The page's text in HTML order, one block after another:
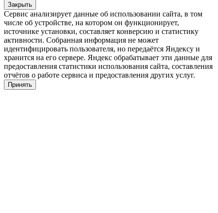
Закрыть
Сервис анализирует данные об использовании сайта, в том
числе об устройстве, на котором он функционирует,
источнике установки, составляет конверсию и статистику
активности. Собранная информация не может
идентифицировать пользователя, но передаётся Яндексу и
хранится на его сервере. Яндекс обрабатывает эти данные для
предоставления статистики использования сайта, составления
отчётов о работе сервиса и предоставления других услуг.
Принять